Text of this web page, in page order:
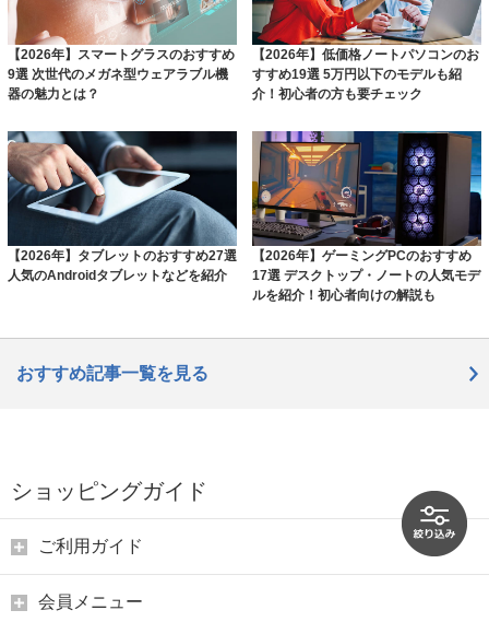
【2026年】スマートグラスのおすすめ
9選 次世代のメガネ型ウェアラブル機
器の魅力とは？
【2026年】低価格ノートパソコンのお
すすめ19選 5万円以下のモデルも紹
介！初心者の方も要チェック
【2026年】タブレットのおすすめ27選
人気のAndroidタブレットなどを紹介
【2026年】ゲーミングPCのおすすめ
17選 デスクトップ・ノートの人気モデ
ルを紹介！初心者向けの解説も
おすすめ記事一覧を見る
ショッピングガイド
ご利用ガイド
会員メニュー